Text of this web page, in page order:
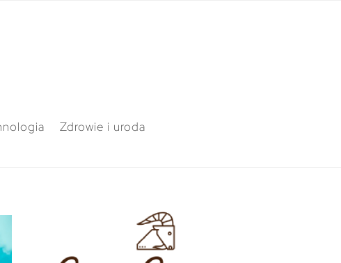
Zdrowie i uroda